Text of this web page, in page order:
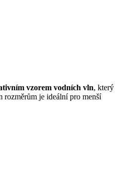
vzorem vodních vln, který
je ideální pro menší